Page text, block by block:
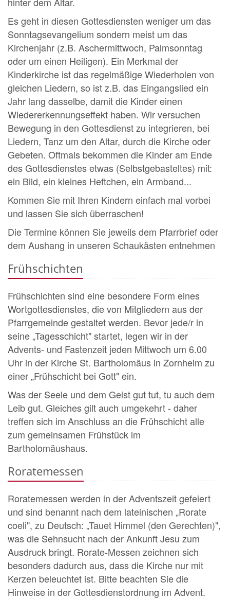
Es geht in diesen Gottesdiensten weniger um das
Sonntagsevangelium sondern meist um das
Kirchenjahr (z.B. Aschermittwoch, Palmsonntag
oder um einen Heiligen). Ein Merkmal der
Kinderkirche ist das regelmäßige Wiederholen von
gleichen Liedern, so ist z.B. das Eingangslied ein
Jahr lang dasselbe, damit die Kinder einen
Wiedererkennungseffekt haben. Wir versuchen
Bewegung in den Gottesdienst zu integrieren, bei
Liedern, Tanz um den Altar, durch die Kirche oder
Gebeten. Oftmals bekommen die Kinder am Ende
des Gottesdienstes etwas (Selbstgebasteltes) mit:
ein Bild, ein kleines Heftchen, ein Armband...
Kommen Sie mit Ihren Kindern einfach mal vorbei
und lassen Sie sich überraschen!
Die Termine können Sie jeweils dem Pfarrbrief oder
dem Aushang in unseren Schaukästen entnehmen
Frühschichten
Frühschichten sind eine besondere Form eines
Wortgottesdienstes, die von Mitgliedern aus der
Pfarrgemeinde gestaltet werden. Bevor jede/r in
seine „Tagesschicht" startet, legen wir in der
Advents- und Fastenzeit jeden Mittwoch um 6.00
Uhr in der Kirche St. Bartholomäus in Zornheim zu
einer „Frühschicht bei Gott" ein.
Was der Seele und dem Geist gut tut, tu auch dem
Leib gut. Gleiches gilt auch umgekehrt - daher
treffen sich im Anschluss an die Frühschicht alle
zum gemeinsamen Frühstück im
Bartholomäushaus.
Roratemessen
Roratemessen werden in der Adventszeit gefeiert
und sind benannt nach dem lateinischen „Rorate
coeli", zu Deutsch: „Tauet Himmel (den Gerechten)",
was die Sehnsucht nach der Ankunft Jesu zum
Ausdruck bringt. Rorate-Messen zeichnen sich
besonders dadurch aus, dass die Kirche nur mit
Kerzen beleuchtet ist. Bitte beachten Sie die
Hinweise in der Gottesdienstordnung im Advent.